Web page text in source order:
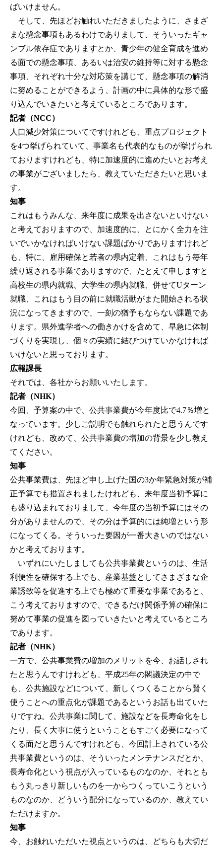
ばいけません。
そして、先ほどお触れいただきましたように、さまざ
まな懸念事項もあるわけでありまして、そういったギャ
ンブル依存症でありますとか、青少年の健全育成を進め
る面での懸念事項、あるいは治安の維持等に対する懸念
事項、それぞれ十分な対応策を講じて、懸念事項の解消
に努めることができるよう、計画の中に具体的な形で盛
り込んでいきたいと考えているところであります。
記者（NCC）
人口減少対策についてですけれども、重点プロジェクト
を4つ挙げられていて、事業名も代表的なものが挙げられ
ておりますけれども、特に加速度的に進めたいとお考え
の事業がございましたら、教えていただきたいと思いま
す。
知事
これはもうみんな、来年度に成果を出さないといけない
と考えておりますので、加速度的に、とにかく全力を注
いでいかなければいけない課題ばかりでありますけれど
も、特に、雇用確保と若者の県内定着、これはもう毎年
繰り返される事業でありますので、たとえて申しますと
高校生の県内就職、大学生の県内就職、併せてUターン
就職、これはもう目の前に就職活動がまた開始される状
況になってきますので、一刻の猶予もならない課題であ
ります。県外進学者への働きかけを含めて、早急に体制
づくりを実現し、個々の実績に結びつけていかなければ
いけないと思っております。
広報課長
それでは、各社からお願いいたします。
記者（NHK）
今回、予算案の中で、公共事業費が今年度比で4.7％増と
なっています。少しご説明でも触れられたと思うんです
けれども、改めて、公共事業費の増加の背景を少し教え
てください。
知事
公共事業費は、先ほど申し上げた国の3か年緊急対策が補
正予算でも措置されましたけれども、来年度当初予算に
も盛り込まれておりまして、今年度の当初予算にはその
分がありませんので、その分は予算的には純増という形
になってくる。そういった要因が一番大きいのではない
かと考えております。
いずれにいたしましても公共事業費というのは、生活
利便性を確保する上でも、産業基盤としてさまざまな企
業誘致等を促進する上でも極めて重要な事業であると、
こう考えておりますので、できるだけ関係予算の確保に
努めて事業の促進を図っていきたいと考えているところ
であります。
記者（NHK）
一方で、公共事業費の増加のメリットを今、お話しされ
たと思うんですけれども、平成25年の閣議決定の中で
も、公共施設などについて、新しくつくることから賢く
使うことへの重点化が課題であるというお話も出ていた
りですね。公共事業に関して、施設などを長寿命化をし
たり、長く大事に使うということもすごく必要になって
くる面だと思うんですけれども、今回計上されている公
共事業費というのは、そういったメンテナンスだとか、
長寿命化という視点が入っているものなのか、それとも
もう丸っきり新しいものを一からつくっていこうという
ものなのか、どういう配分になっているのか、教えてい
ただけますか。
知事
今、お触れいただいた視点というのは、どちらも大切だ